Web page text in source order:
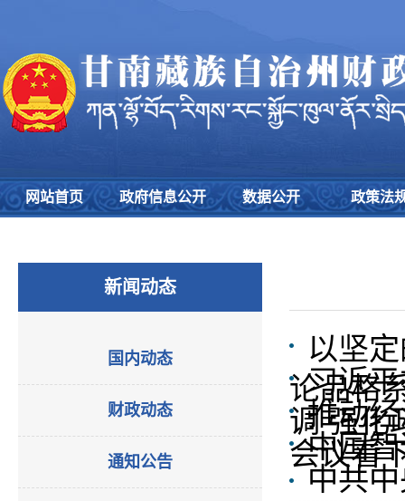
网站首页 政府信息公开 数据公开 政策法
新闻动态
国内动态
财政动态
通知公告
以坚
论品格
习近
调 强化
推动
会议看
中国
中共